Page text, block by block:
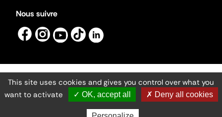
Nous suivre
Mentions légales
Gestion des cookies
Accessibilité numérique
Ministère de la Culture ©2026
- Cité de l'architecture et du patrimoine
This site uses cookies and gives you control over what you
want to activate
✓ OK, accept all ✗ Deny all cookies